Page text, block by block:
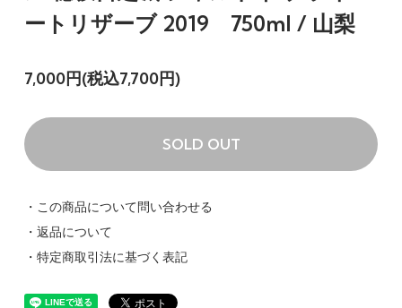
ートリザーブ 2019 750ml / 山梨
7,000円(税込7,700円)
SOLD OUT
・この商品について問い合わせる
・返品について
・特定商取引法に基づく表記